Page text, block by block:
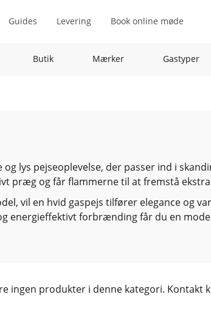
Guides Levering Book online møde
Butik Mærker Gastyper
lys pejseoplevelse, der passer ind i
præg og får flammerne til at fremstå ekstra
vil en hvid gaspejs tilfører elegance og
energieffektivt forbrænding får du en
ingen produkter i denne kategori. Kontakt